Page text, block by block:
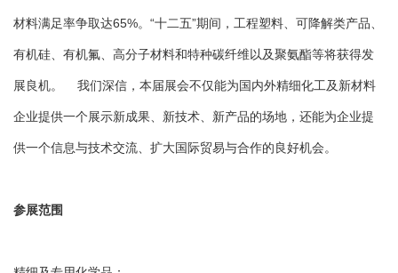
材料满足率争取达65%。“十二五”期间，工程塑料、可降解类产品、
有机硅、有机氟、高分子材料和特种碳纤维以及聚氨酯等将获得发
展良机。 我们深信，本届展会不仅能为国内外精细化工及新材料
企业提供一个展示新成果、新技术、新产品的场地，还能为企业提
供一个信息与技术交流、扩大国际贸易与合作的良好机会。
参展范围